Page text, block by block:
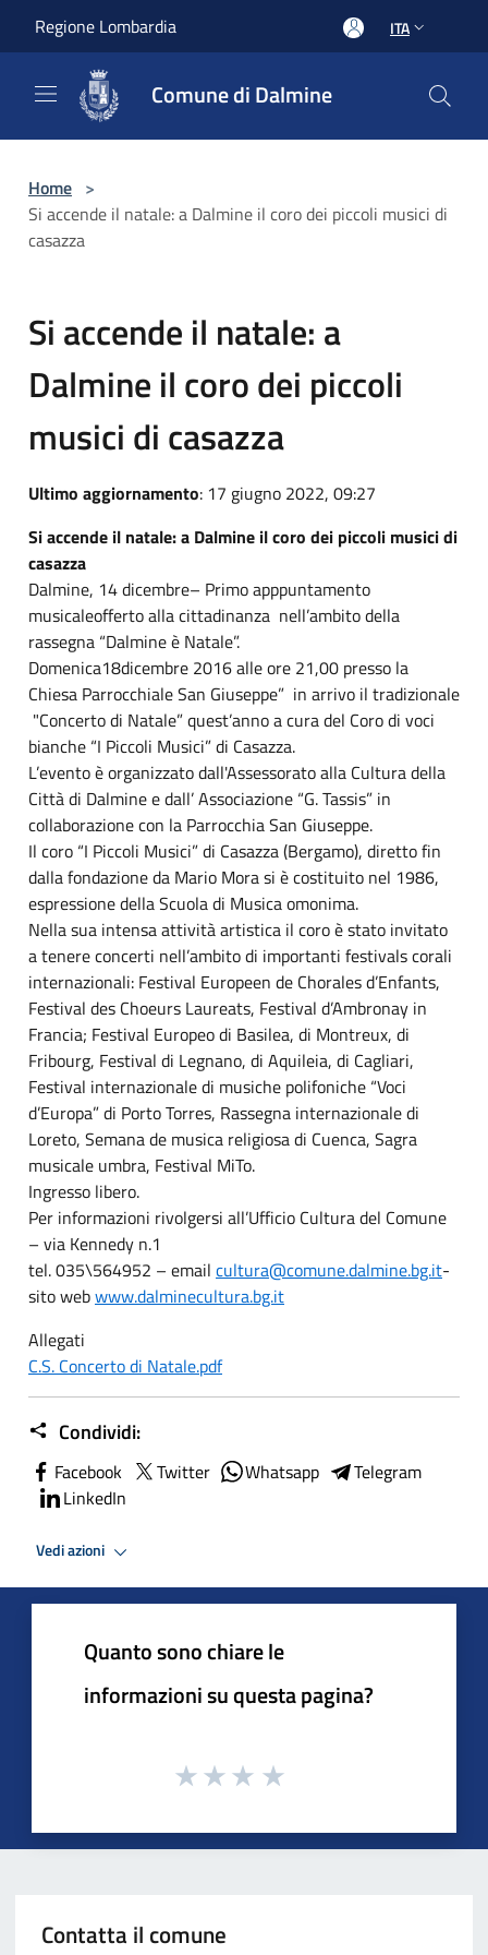
Regione Lombardia ITA
Comune di Dalmine
Home >
Si accende il natale: a Dalmine il coro dei piccoli musici di
casazza
Si accende il natale: a
Dalmine il coro dei piccoli
musici di casazza
Ultimo aggiornamento: 17 giugno 2022, 09:27
Si accende il natale: a Dalmine il coro dei piccoli musici di
casazza
Dalmine, 14 dicembre– Primo apppuntamento
musicaleofferto alla cittadinanza nell’ambito della
rassegna “Dalmine è Natale”.
Domenica18dicembre 2016 alle ore 21,00 presso la
Chiesa Parrocchiale San Giuseppe” in arrivo il tradizionale
"Concerto di Natale” quest’anno a cura del Coro di voci
bianche “I Piccoli Musici” di Casazza.
L’evento è organizzato dall'Assessorato alla Cultura della
Città di Dalmine e dall’ Associazione “G. Tassis” in
collaborazione con la Parrocchia San Giuseppe.
Il coro “I Piccoli Musici” di Casazza (Bergamo), diretto fin
dalla fondazione da Mario Mora si è costituito nel 1986,
espressione della Scuola di Musica omonima.
Nella sua intensa attività artistica il coro è stato invitato
a tenere concerti nell’ambito di importanti festivals corali
internazionali: Festival Europeen de Chorales d’Enfants,
Festival des Choeurs Laureats, Festival d’Ambronay in
Francia; Festival Europeo di Basilea, di Montreux, di
Fribourg, Festival di Legnano, di Aquileia, di Cagliari,
Festival internazionale di musiche polifoniche “Voci
d’Europa” di Porto Torres, Rassegna internazionale di
Loreto, Semana de musica religiosa di Cuenca, Sagra
musicale umbra, Festival MiTo.
Ingresso libero.
Per informazioni rivolgersi all’Ufficio Cultura del Comune
– via Kennedy n.1
tel. 035\564952 – email cultura@comune.dalmine.bg.it-
sito webwww.dalminecultura.bg.it
Allegati
C.S. Concerto di Natale.pdf
Condividi:
Facebook Twitter Whatsapp
Telegram
LinkedIn
Vedi azioni
Quanto sono chiare le
informazioni su questa pagina?
Contatta il comune